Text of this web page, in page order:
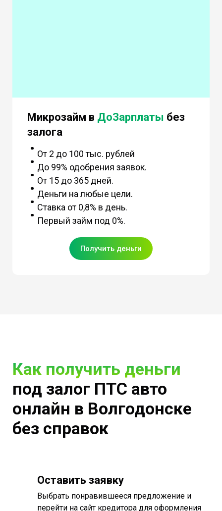
Микрозайм в ДоЗарплаты без
залога
От 2 до 100 тыс. рублей
До 99% одобрения заявок.
От 15 до 365 дней.
Деньги на любые цели.
Ставка от 0,8% в день.
Первый займ под 0%.
Получить деньги
Как получить деньги
под залог ПТС авто
онлайн в Волгодонске
без справок
Оставить заявку
Выбрать понравившееся предложение и
перейти на сайт кредитора для оформления